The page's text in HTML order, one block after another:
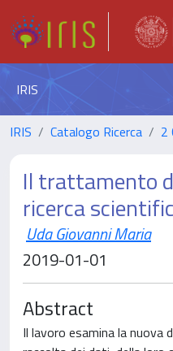
IRIS
IRIS Catalogo Ricerca 2
Il trattamento
ricerca
Uda Giovanni Maria
2019-01-01
Abstract
Il lavoro esamina la